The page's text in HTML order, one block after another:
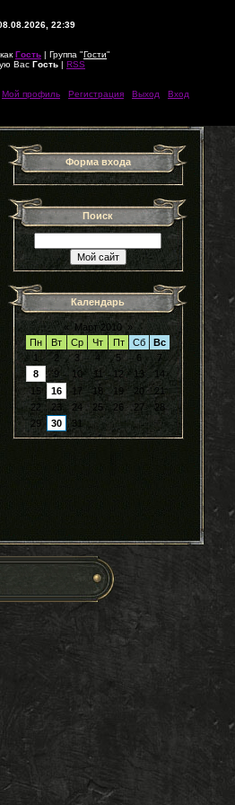
22:39
Гость | Группа "Гости"
Вас Гость | RSS
Мой профиль Регистрация Выход Вход
Форма входа
Поиск
Календарь
« Март 2010
»
Пн
Вт Ср Чт Пт Сб
Вс
1
2 3 4 5 6
7
8
9 10 11 12 13
14
15
16 17 18 19 20
21
22
23 24 25 26 27
28
29
30 31